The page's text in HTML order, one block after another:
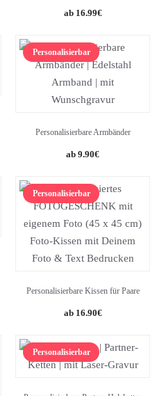
16.99€
Personalisierbar
Personalisierbare Armbänder
9.90€
Personalisierbar
Personalisierbare Kissen für Paare
16.90€
Personalisierbar